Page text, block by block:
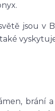
jsou v
brání